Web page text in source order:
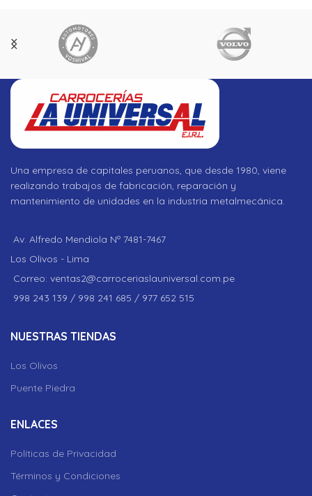
Una empresa de capitales peruanos, que desde 1980, viene
realizando trabajos de fabricación, reparación y
mantenimiento de unidades en la industria metalmecánica.
Av. Alfredo Mendiola Nº 7481-7467
Los Olivos - Lima
Correo: ventas2@carroceriaslauniversal.com.pe
998 243 139 / 998 241 685 / 977 652 515
NUESTRAS TIENDAS
Los Olivos
Puente Piedra
ENLACES
Políticas de Privacidad
Términos y Condiciones